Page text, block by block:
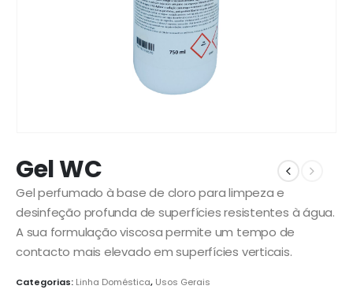
Gel WC
Gel perfumado à base de cloro para limpeza e
desinfeção profunda de superfícies resistentes à água.
A sua formulação viscosa permite um tempo de
contacto mais elevado em superfícies verticais.
Categorias: Linha Doméstica, Usos Gerais